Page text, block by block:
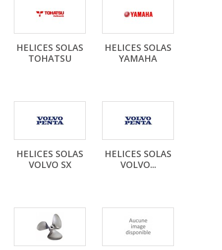
HELICES SOLAS
TOHATSU
HELICES SOLAS
YAMAHA
HELICES SOLAS
VOLVO SX
HELICES SOLAS
VOLVO...